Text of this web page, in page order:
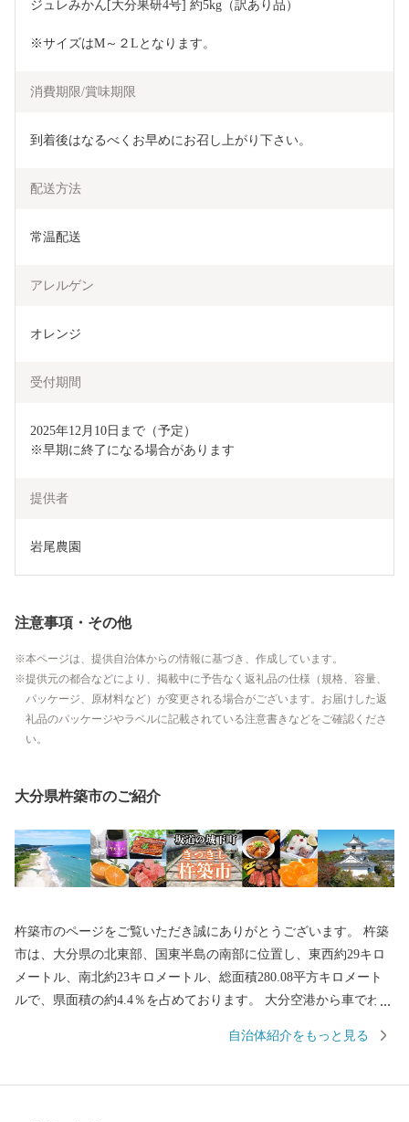
ジュレみかん[大分果研4号] 約5kg（訳あり品）
※サイズはM～２Lとなります。
消費期限/賞味期限
到着後はなるべくお早めにお召し上がり下さい。
配送方法
常温配送
アレルゲン
オレンジ
受付期間
2025年12月10日まで（予定）
※早期に終了になる場合があります
提供者
岩尾農園
注意事項・その他
本ページは、提供自治体からの情報に基づき、作成しています。
提供元の都合などにより、掲載中に予告なく返礼品の仕様（規格、容量、
パッケージ、原材料など）が変更される場合がございます。お届けした返
礼品のパッケージやラベルに記載されている注意書きなどをご確認くださ
い。
大分県杵築市のご紹介
杵築市のページをご覧いただき誠にありがとうございます。 杵築
市は、大分県の北東部、国東半島の南部に位置し、東西約29キロ
メートル、南北約23キロメートル、総面積280.08平方キロメート
ルで、県面積の約4.4％を占めております。 大分空港から車でわず
自治体紹介をもっと見る